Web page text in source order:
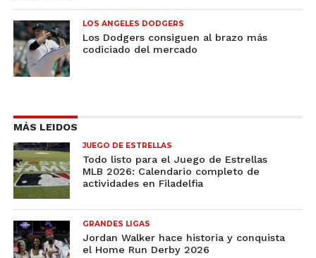
LOS ANGELES DODGERS
Los Dodgers consiguen al brazo más
codiciado del mercado
MÁS LEIDOS
JUEGO DE ESTRELLAS
Todo listo para el Juego de Estrellas
MLB 2026: Calendario completo de
actividades en Filadelfia
GRANDES LIGAS
Jordan Walker hace historia y conquista
el Home Run Derby 2026